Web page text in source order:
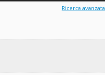
Ricerca avanzata